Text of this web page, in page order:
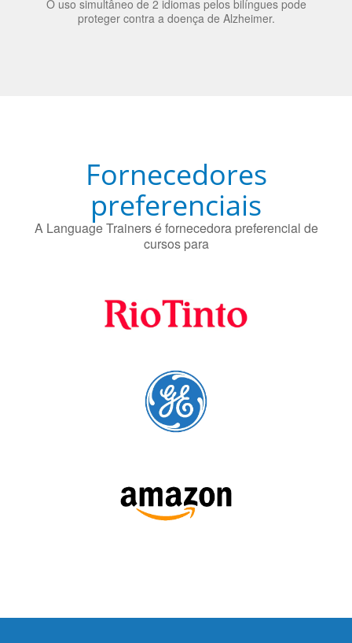
preferenciais
A Language Trainers é fornecedora preferencial de
cursos para
SIGA-NOS: